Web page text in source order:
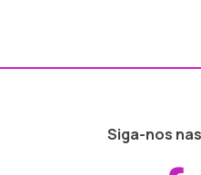
Siga-nos